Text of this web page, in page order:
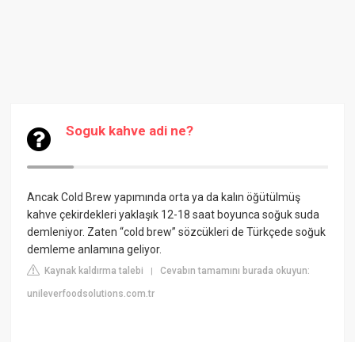
Soguk kahve adi ne?
Ancak Cold Brew yapımında orta ya da kalın öğütülmüş
kahve çekirdekleri yaklaşık 12-18 saat boyunca soğuk suda
demleniyor. Zaten “cold brew” sözcükleri de Türkçede soğuk
demleme anlamına geliyor.
Kaynak kaldırma talebi |Cevabın tamamını burada okuyun:
unileverfoodsolutions.com.tr